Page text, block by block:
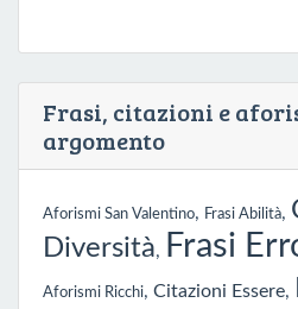
Frasi, citazioni e
argomento
Aforismi San Valentino, Frasi Abilità,
Diversità, Frasi
Aforismi Ricchi, Citazioni Essere,